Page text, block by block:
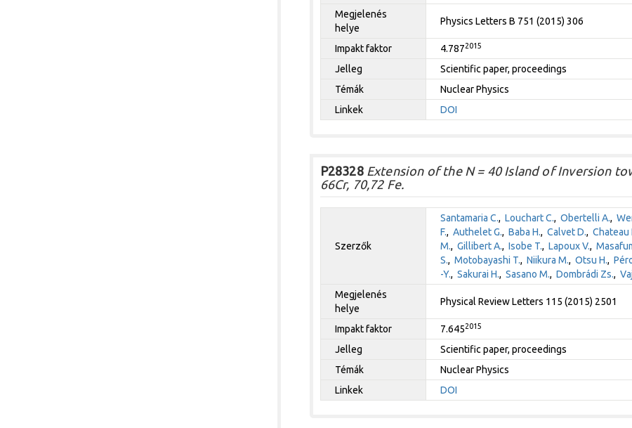
Megjelenés
helye
Physics Letters B 751 (2015) 306
Impakt faktor 4.7872015
Jelleg
Scientific paper, proceedings
Témák
Nuclear Physics
Linkek
DOI
P28328Extension of the N = 40 Island of Inversion
66Cr, 70,72 Fe.
Szerzők
Santamaria C., Louchart C., Obertelli A.,
F., Authelet G., Baba H., Calvet D., Chateau
M., Gillibert A., Isobe T., Lapoux V.,
S., Motobayashi T., Niikura M., Otsu H.,
-Y., Sakurai H., Sasano M., Dombrádi Zs.,
Megjelenés
helye
Physical Review Letters 115 (2015) 2501
Impakt faktor 7.6452015
Jelleg
Scientific paper, proceedings
Témák
Nuclear Physics
Linkek
DOI